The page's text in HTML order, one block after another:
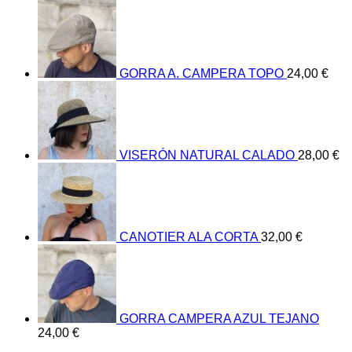
GORRA A. CAMPERA TOPO 24,00 €
VISERÓN NATURAL CALADO 28,00 €
CANOTIER ALA CORTA 32,00 €
GORRA CAMPERA AZUL TEJANO
24,00 €